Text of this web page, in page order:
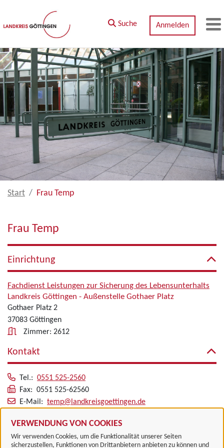
Zum Hauptinhalt springen
VERWENDUNG VON COOKIES
Wir verwenden Cookies, um die Funktionalität unserer Seiten
sicherzustellen, Funktionen von Drittanbietern anbieten zu können und
Suche Anmelden
Start Frau Temp
Frau Temp
Einrichtung
Fachdienst Leistungen zur Sicherung des Lebensunterhalts
Landkreis Göttingen - Außenstelle Gothaer Platz
Gothaer Platz 2
37083 Göttingen
Zimmer: 2612
Kontakt
Tel.: 0551 525-2560
Fax: 0551 525-62560
E-Mail: temp@landkreisgoettingen.de
Alle zugeordneten Einrichtungen